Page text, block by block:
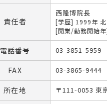
責任者
西隆博院長
[学歴] 1999年
[開業/勤務開始
電話番号 03-3851-5959
FAX 03-3865-9444
所在地 〒111-0053 東